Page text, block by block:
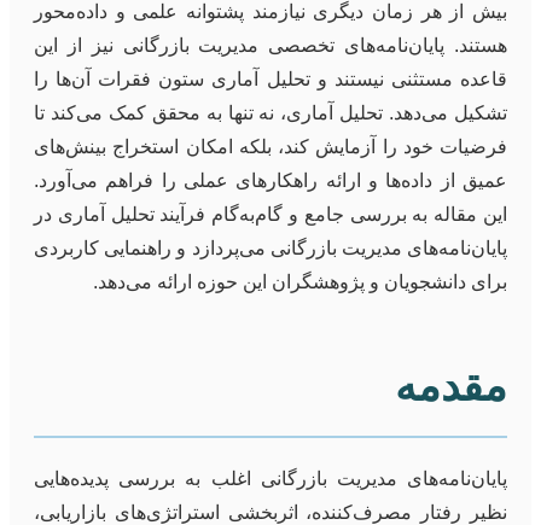
بیش از هر زمان دیگری نیازمند پشتوانه علمی و داده‌محور
هستند. پایان‌نامه‌های تخصصی مدیریت بازرگانی نیز از این
قاعده مستثنی نیستند و تحلیل آماری ستون فقرات آن‌ها را
تشکیل می‌دهد. تحلیل آماری، نه تنها به محقق کمک می‌کند تا
فرضیات خود را آزمایش کند، بلکه امکان استخراج بینش‌های
عمیق از داده‌ها و ارائه راهکارهای عملی را فراهم می‌آورد.
این مقاله به بررسی جامع و گام‌به‌گام فرآیند تحلیل آماری در
پایان‌نامه‌های مدیریت بازرگانی می‌پردازد و راهنمایی کاربردی
برای دانشجویان و پژوهشگران این حوزه ارائه می‌دهد.
مقدمه
پایان‌نامه‌های مدیریت بازرگانی اغلب به بررسی پدیده‌هایی
نظیر رفتار مصرف‌کننده، اثربخشی استراتژی‌های بازاریابی،